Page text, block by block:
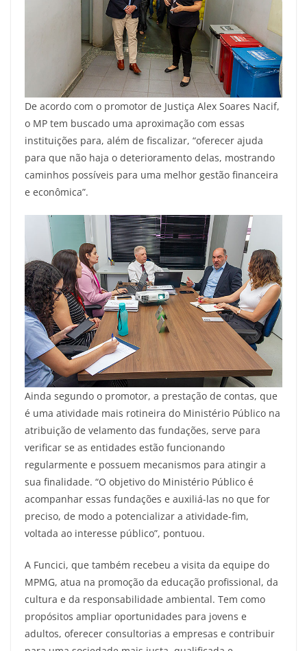
De acordo com o promotor de Justiça Alex Soares Nacif,
o MP tem buscado uma aproximação com essas
instituições para, além de fiscalizar, “oferecer ajuda
para que não haja o deterioramento delas, mostrando
caminhos possíveis para uma melhor gestão financeira
e econômica”.
Ainda segundo o promotor, a prestação de contas, que
é uma atividade mais rotineira do Ministério Público na
atribuição de velamento das fundações, serve para
verificar se as entidades estão funcionando
regularmente e possuem mecanismos para atingir a
sua finalidade. “O objetivo do Ministério Público é
acompanhar essas fundações e auxiliá-las no que for
preciso, de modo a potencializar a atividade-fim,
voltada ao interesse público”, pontuou.
A Funcici, que também recebeu a visita da equipe do
MPMG, atua na promoção da educação profissional, da
cultura e da responsabilidade ambiental. Tem como
propósitos ampliar oportunidades para jovens e
adultos, oferecer consultorias a empresas e contribuir